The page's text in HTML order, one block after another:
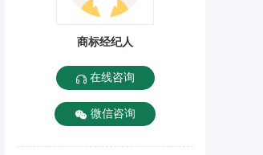
商标经纪人
在线咨询
微信咨询